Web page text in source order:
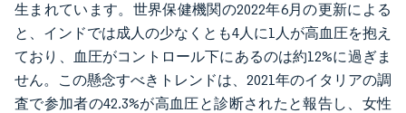
生まれています。世界保健機関の2022年6月の更新による
と、インドでは成人の少なくとも4人に1人が高血圧を抱え
ており、血圧がコントロール下にあるのは約12%に過ぎま
せん。この懸念すべきトレンドは、2021年のイタリアの調
査で参加者の42.3%が高血圧と診断されたと報告し、女性